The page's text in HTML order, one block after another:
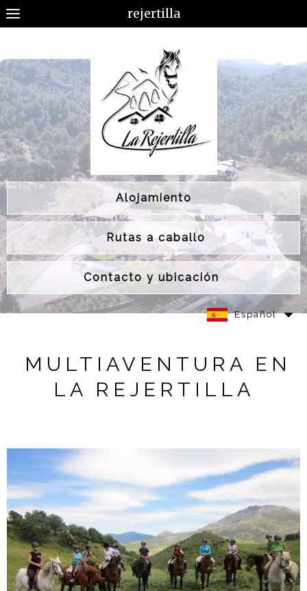
rejertilla
Alojamiento
Rutas a caballo
Contacto y ubicación
Español
MULTIAVENTURA EN
LA REJERTILLA